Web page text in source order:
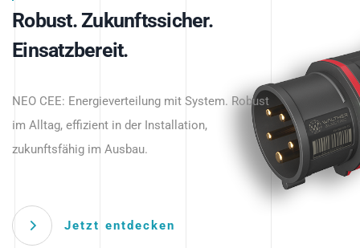
Intelligente Stromverteilung
beginnt hier.
Robust. Zukunftssicher.
Einsatzbereit.
NEO CEE: Energieverteilung mit System. Robust
im Alltag, effizient in der Installation,
zukunftsfähig im Ausbau.
Jetzt entdecken
Intelligenz trifft Energie.
Anwendungen – robust, IP-geschützt und
zukunftsfähig.